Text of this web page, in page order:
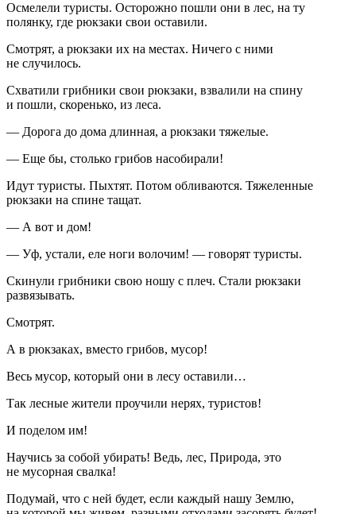
Осмелели туристы. Осторожно пошли они в лес, на ту
полянку, где рюкзаки свои оставили.
Смотрят, а рюкзаки их на местах. Ничего с ними
не случилось.
Схватили грибники свои рюкзаки, взвалили на спину
и пошли, скоренько, из леса.
— Дорога до дома длинная, а рюкзаки тяжелые.
— Еще бы, столько грибов насобирали!
Идут туристы. Пыхтят. Потом обливаются. Тяжеленные
рюкзаки на спине тащат.
— А вот и дом!
— Уф, устали, еле ноги волочим! — говорят туристы.
Скинули грибники свою ношу с плеч. Стали рюкзаки
развязывать.
Смотрят.
А в рюкзаках, вместо грибов, мусор!
Весь мусор, который они в лесу оставили…
Так лесные жители проучили нерях, туристов!
И поделом им!
Научись за собой убирать! Ведь, лес, Природа, это
не мусорная свалка!
Подумай, что с ней будет, если каждый нашу Землю,